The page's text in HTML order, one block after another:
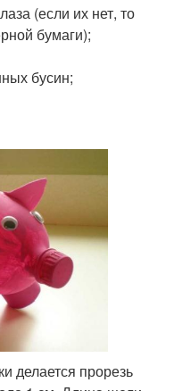
(если их нет, то
бумаги);
бусин;
делается прорезь